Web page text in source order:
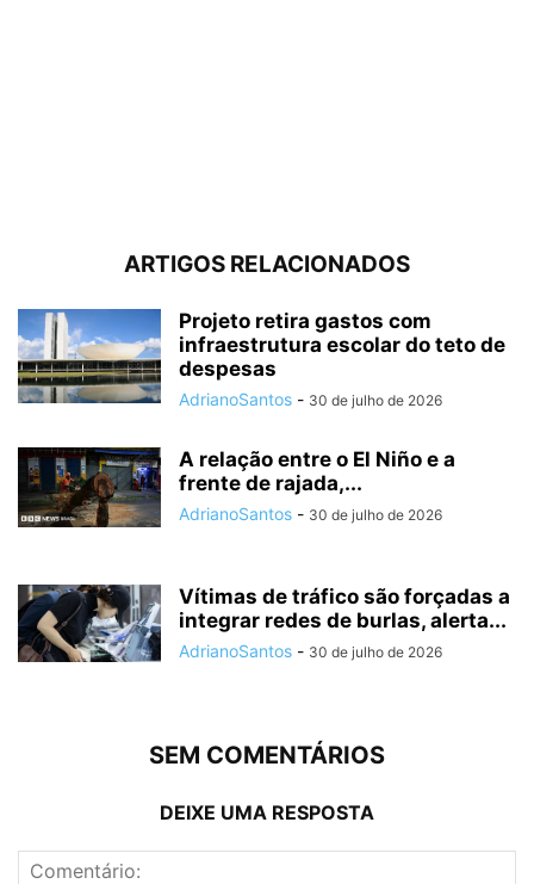
ARTIGOS RELACIONADOS
Projeto retira gastos com
infraestrutura escolar do teto de
despesas
AdrianoSantos - 30 de julho de 2026
A relação entre o El Niño e a
frente de rajada,...
AdrianoSantos - 30 de julho de 2026
Vítimas de tráfico são forçadas a
integrar redes de burlas, alerta...
AdrianoSantos - 30 de julho de 2026
SEM COMENTÁRIOS
DEIXE UMA RESPOSTA